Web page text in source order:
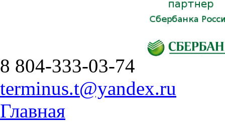
8 804-333-03-74
terminus.t@yandex.ru
Главная